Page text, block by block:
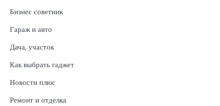
Бизнес советник
Гараж и авто
Дача, участок
Как выбрать гаджет
Новости плюс
Ремонт и отделка